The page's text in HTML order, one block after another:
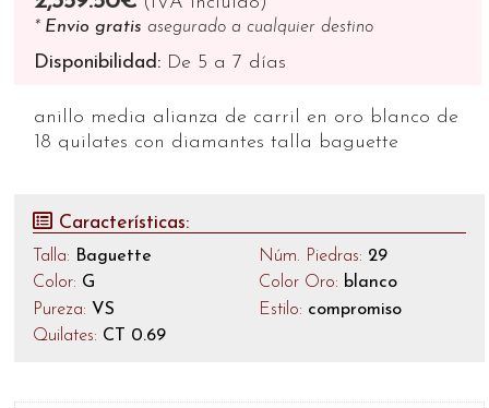
* Envio gratis asegurado a cualquier destino
Disponibilidad: De 5 a 7 días
anillo media alianza de carril en oro blanco de
18 quilates con diamantes talla baguette
Características:
Talla: Baguette
Color: G
Pureza: VS
Quilates: CT 0.69
Núm. Piedras: 29
Color Oro: blanco
Estilo: compromiso